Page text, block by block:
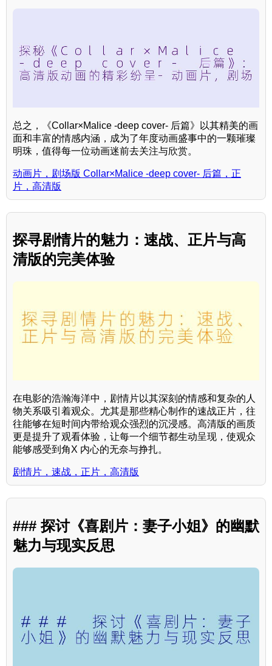
总之，《Collar×Malice -deep cover- 后篇》以其精美的画
面和丰富的情感内涵，成为了年度动画盛事中的一颗璀璨
明珠，值得每一位动画迷前去关注与欣赏。
动画片，剧场版 Collar×Malice -deep cover- 后篇，正
片，高清版
探寻剧情片的魅力：速战、正片与高
清版的完美体验
在电影的浩瀚海洋中，剧情片以其深刻的情感和复杂的人
物关系吸引着观众。尤其是那些精心制作的速战正片，往
往能够在短时间内带给观众强烈的沉浸感。高清版的画质
更是提升了观看体验，让每一个细节都生动呈现，使观众
能够感受到角X 内心的无奈与挣扎。
剧情片，速战，正片，高清版
### 探讨《喜剧片：妻子小姐》的幽默
魅力与现实反思